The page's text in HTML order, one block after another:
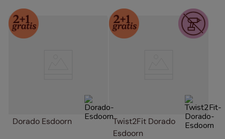
Dorado Esdoorn
Twist2Fit Dorado
Esdoorn